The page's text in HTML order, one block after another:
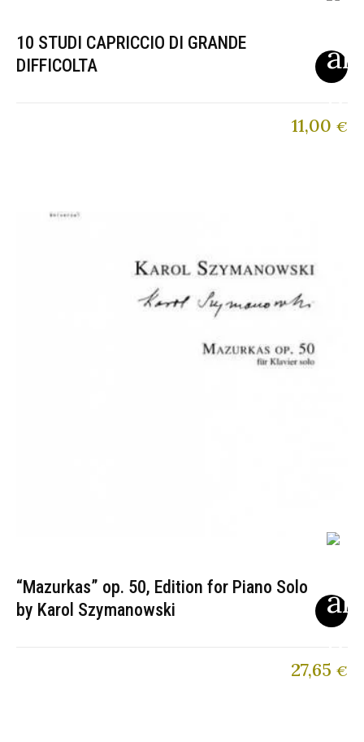
10 STUDI CAPRICCIO DI GRANDE
DIFFICOLTA
11,00 €
“Mazurkas” op. 50, Edition for Piano Solo
by Karol Szymanowski
27,65 €